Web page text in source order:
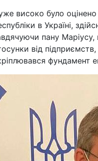
високо було
в Україні,
пану Маріусу,
від
фундамент